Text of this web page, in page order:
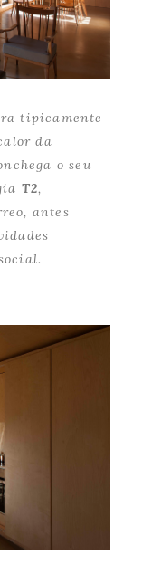
tipicamente
da
o seu
T2,
antes